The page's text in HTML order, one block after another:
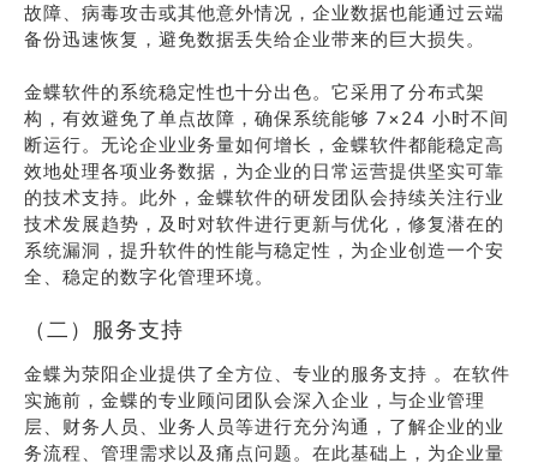
故障、病毒攻击或其他意外情况，企业数据也能通过云端
备份迅速恢复，避免数据丢失给企业带来的巨大损失。
金蝶软件的系统稳定性也十分出色。它采用了分布式架
构，有效避免了单点故障，确保系统能够 7×24 小时不间
断运行。无论企业业务量如何增长，金蝶软件都能稳定高
效地处理各项业务数据，为企业的日常运营提供坚实可靠
的技术支持。此外，金蝶软件的研发团队会持续关注行业
技术发展趋势，及时对软件进行更新与优化，修复潜在的
系统漏洞，提升软件的性能与稳定性，为企业创造一个安
全、稳定的数字化管理环境。
（二）服务支持
金蝶为荥阳企业提供了全方位、专业的服务支持 。在软件
实施前，金蝶的专业顾问团队会深入企业，与企业管理
层、财务人员、业务人员等进行充分沟通，了解企业的业
务流程、管理需求以及痛点问题。在此基础上，为企业量